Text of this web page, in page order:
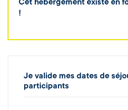
Cet hébergement existe en
!
Je valide mes dates de
participants